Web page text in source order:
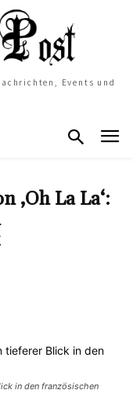
Events und
‚Oh La La‘:
in den französischen